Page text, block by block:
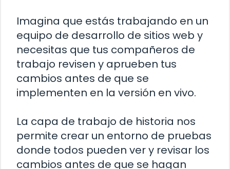
Imagina que estás trabajando en un
equipo de desarrollo de sitios web y
necesitas que tus compañeros de
trabajo revisen y aprueben tus
cambios antes de que se
implementen en la versión en vivo.
La capa de trabajo de historia nos
permite crear un entorno de pruebas
donde todos pueden ver y revisar los
cambios antes de que se hagan